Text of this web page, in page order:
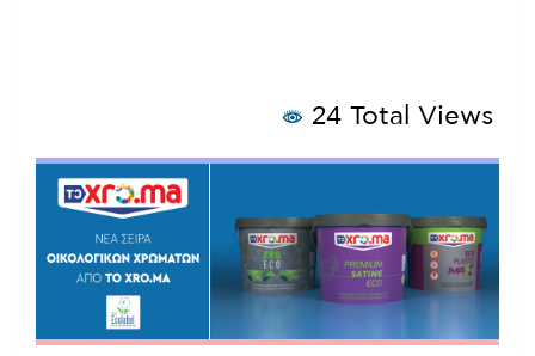
24 Total Views